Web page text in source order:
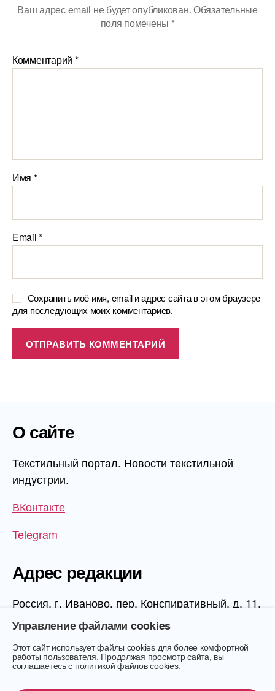
Ваш адрес email не будет опубликован.Обязательные
поля помечены *
Комментарий *
Имя *
Email*
Сохранить моё имя, email и адрес сайта в этом браузере
для последующих моих комментариев.
О сайте
Текстильный портал. Новости текстильной
индустрии.
ВКонтакте
Telegram
Адрес редакции
Россия, г. Иваново, пер. Конспиративный, д. 11,
1 этаж, офис 1006
Управление файлами cookies
Этот сайт использует файлы cookies для более комфортной
работы пользователя. Продолжая просмотр сайта, вы
соглашаетесь с политикой файлов cookies.
© 2026Текстиль.Онлайн